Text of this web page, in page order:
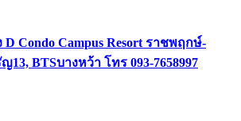
Condo Campus Resort ราชพฤกษ์-
BTSบางหว้า โทร 093-7658997